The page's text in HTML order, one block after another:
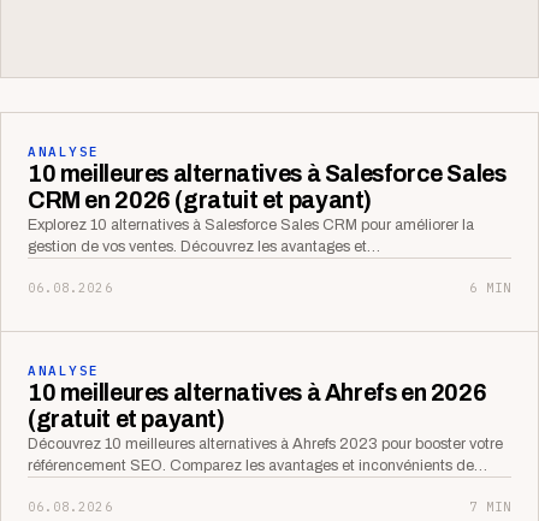
ANALYSE
10 meilleures alternatives à Salesforce Sales
CRM en 2026 (gratuit et payant)
Explorez 10 alternatives à Salesforce Sales CRM pour améliorer la
gestion de vos ventes. Découvrez les avantages et…
06.08.2026 6 MIN
ANALYSE
10 meilleures alternatives à Ahrefs en 2026
(gratuit et payant)
Découvrez 10 meilleures alternatives à Ahrefs 2023 pour booster votre
référencement SEO. Comparez les avantages et inconvénients de…
06.08.2026 7 MIN